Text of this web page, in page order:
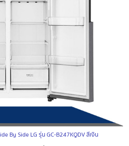
By Side LG รุ่น GC-B247KQDV สีเงิน